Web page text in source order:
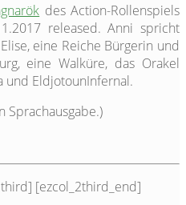
des Action-Rollenspiels
released. Anni spricht
eine Reiche Bürgerin und
eine Walküre, das Orakel
und EldjotounInfernal.
Sprachausgabe.)
[ezcol_2third_end]